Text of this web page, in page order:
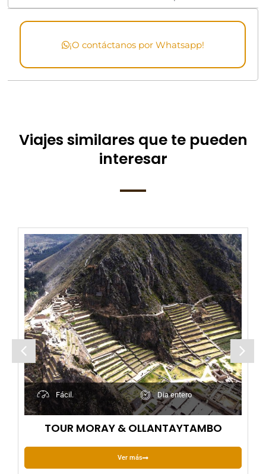
¡O contáctanos por Whatsapp!
Viajes similares que te pueden
interesar
Fácil. Dia entero
TOUR MORAY & OLLANTAYTAMBO
Ver más